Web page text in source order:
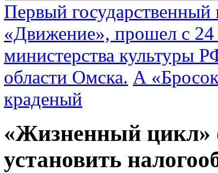
Первый
«Движение», прошел с 24
министерства культуры
области Омска. А
краденый
«Жизненный цикл»
установить